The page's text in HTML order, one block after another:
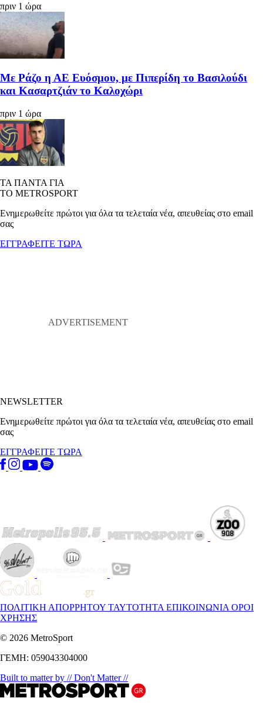
πριν 1 ώρα
Με Ράζο η ΑΕ Ευόσμου, με Πιπερίδη το Βασιλούδι
και Κασαρτζιάν το Καλοχώρι
πριν 1 ώρα
ΤΑ ΠΑΝΤΑ ΓΙΑ
ΤΟ METROSPORT
Ενημερωθείτε πρώτοι για όλα τα τελεταία νέα, απευθείας στο email
σας
ΕΓΓΡΑΦΕΙΤΕ ΤΩΡΑ
NEWSLETTER
Ενημερωθείτε πρώτοι για όλα τα τελεταία νέα, απευθείας στο email
σας
ΕΓΓΡΑΦΕΙΤΕ ΤΩΡΑ
ΠΟΛΙΤΙΚΗ ΑΠΟΡΡΗΤΟΥ ΤΑΥΤΟΤΗΤΑ ΕΠΙΚΟΙΝΩΝΙΑ ΟΡΟΙ
ΧΡΗΣΗΣ
© 2026 MetroSport
ΓΕΜΗ: 059043304000
Built to matter by // Don't Matter //